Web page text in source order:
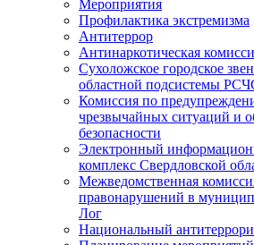
Мероприятия
Профилактика экстремизма
Антитеррор
Антинаркотическая
Сухоложское городское
областной подсистемы
Комиссия по
чрезвычайных ситуаций и
безопасности
Электронный
комплекс Cвердловской
Межведомственная
правонарушений в
Лог
Национальный